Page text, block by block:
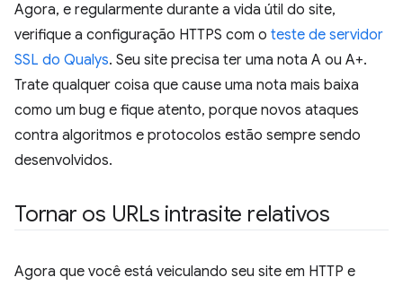
Agora, e regularmente durante a vida útil do site,
verifique a configuração HTTPS com o teste de servidor
SSL do Qualys. Seu site precisa ter uma nota A ou A+.
Trate qualquer coisa que cause uma nota mais baixa
como um bug e fique atento, porque novos ataques
contra algoritmos e protocolos estão sempre sendo
desenvolvidos.
Tornar os URLs intrasite relativos
Agora que você está veiculando seu site em HTTP e